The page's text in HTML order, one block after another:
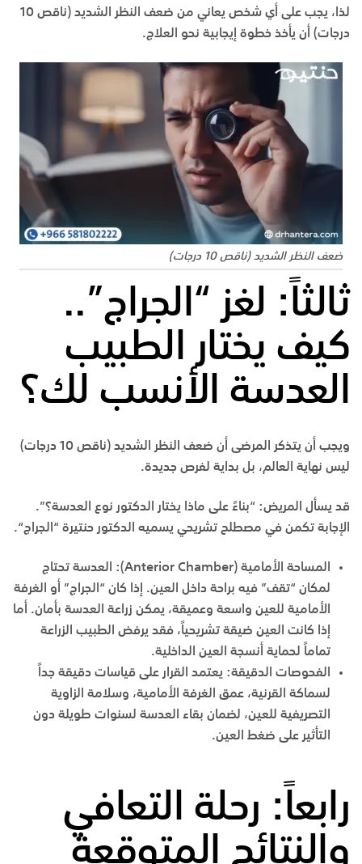
لذا، يجب على أي شخص يعاني من ضعف النظر الشديد (ناقص 10
درجات) أن يأخذ خطوة إيجابية نحو العلاج.
ضعف النظر الشديد (ناقص 10 درجات)
ثالثاً: لغز “الجراج”..
كيف يختار الطبيب
العدسة الأنسب لك؟
ويجب أن يتذكر المرضى أن ضعف النظر الشديد (ناقص 10 درجات)
ليس نهاية العالم، بل بداية لفرص جديدة.
قد يسأل المريض: “بناءً على ماذا يختار الدكتور نوع العدسة؟”.
الإجابة تكمن في مصطلح تشريحي يسميه الدكتور حنتيرة “ الجراج“
.
المساحة الأمامية (Anterior Chamber):
العدسة تحتاج
لمكان “تقف” فيه براحة داخل العين. إذا كان “الجراج” أو الغرفة
الأمامية للعين واسعة وعميقة، يمكن زراعة العدسة بأمان. أما
إذا كانت العين ضيقة تشريحياً، فقد يرفض الطبيب الزراعة
تماماً لحماية أنسجة العين الداخلية.
الفحوصات الدقيقة: يعتمد القرار على قياسات دقيقة جداً
لسماكة القرنية، عمق الغرفة الأمامية، وسلامة الزاوية
التصريفية للعين، لضمان بقاء العدسة لسنوات طويلة دون
التأثير على ضغط العين.
رابعاً: رحلة التعافي
والنتائج المتوقعة